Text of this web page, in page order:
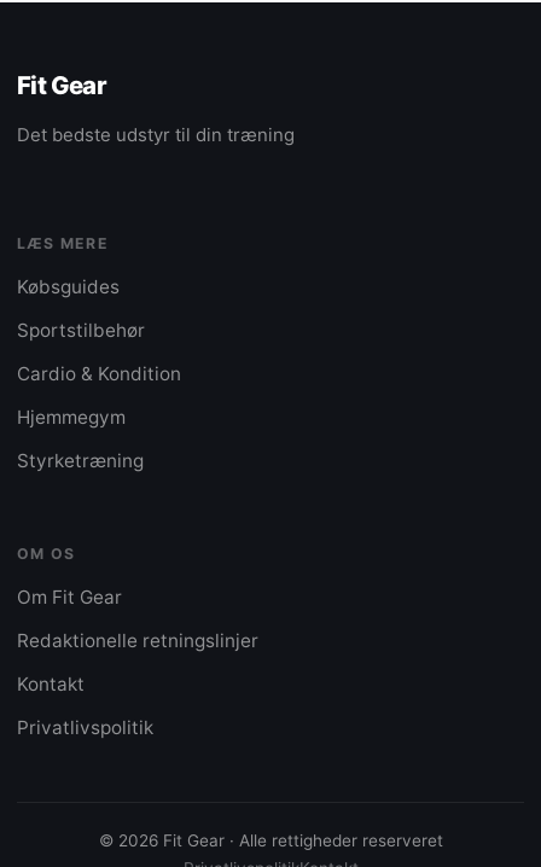
Fit Gear
Det bedste udstyr til din træning
LÆS MERE
Købsguides
Sportstilbehør
Cardio & Kondition
Hjemmegym
Styrketræning
OM OS
Om Fit Gear
Redaktionelle retningslinjer
Kontakt
Privatlivspolitik
© 2026 Fit Gear · Alle rettigheder reserveret